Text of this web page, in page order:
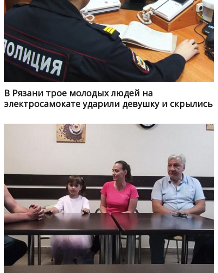
В Рязани трое молодых людей на
электросамокате ударили девушку и скрылись